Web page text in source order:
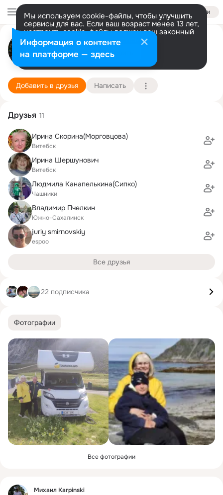
Войти
Мы используем cookie-файлы, чтобы улучшить
сервисы для вас. Если ваш возраст менее 13 лет,
настроить cookie-файлы должен ваш законный
представитель. Больше информации
Разрешить все Настроить
Михаил Karpinski
Helsinki 13 октября (66 лет)
Подробнее
Добавить в друзья Написать
Фотографии
Все фотографии
Фид
Михаил Karpinski
Друзья 11
Ирина Скорина(Морговцова)
Витебск
Ирина Шершунович
Витебск
Людмила Канапелькина(Сипко)
Чашники
Владимир Пчелкин
Южно-Сахалинск
juriy smirnovskiy
espoo
Все друзья
22 подписчика
Информация о контенте
на платформе — здесь